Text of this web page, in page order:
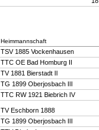
Heimmannschaft
TSV 1885 Vockenhausen
TTC OE Bad Homburg II
TV 1881 Bierstadt II
TG 1899 Oberjosbach III
TTC RW 1921 Biebrich IV
TV Eschborn 1888
TG 1899 Oberjosbach III